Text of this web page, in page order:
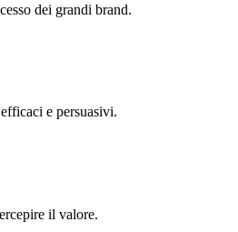
dei grandi brand.
e persuasivi.
il valore.